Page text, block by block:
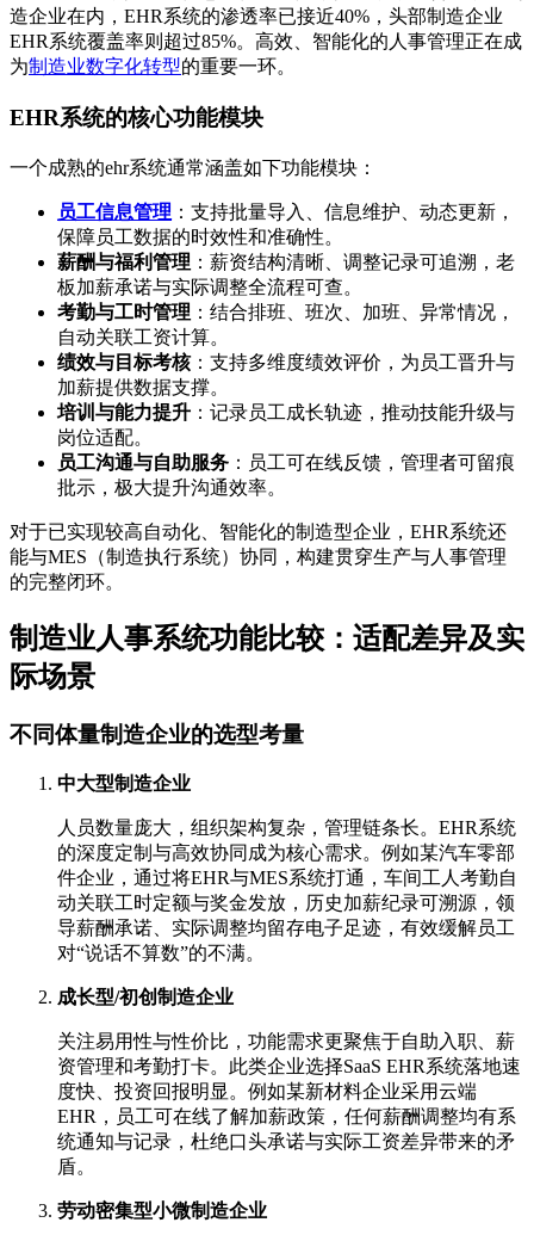
造企业在内，EHR系统的渗透率已接近40%，头部制造企业
EHR系统覆盖率则超过85%。高效、智能化的人事管理正在成
为制造业数字化转型的重要一环。
EHR系统的核心功能模块
一个成熟的ehr系统通常涵盖如下功能模块：
员工信息管理 ：支持批量导入、信息维护、动态更新，
保障员工数据的时效性和准确性。
薪酬与福利管理 ：薪资结构清晰、调整记录可追溯，老
板加薪承诺与实际调整全流程可查。
考勤与工时管理 ：结合排班、班次、加班、异常情况，
自动关联工资计算。
绩效与目标考核：支持多维度绩效评价，为员工晋升与
加薪提供数据支撑。
培训与能力提升 ：记录员工成长轨迹，推动技能升级与
岗位适配。
员工沟通与自助服务 ：员工可在线反馈，管理者可留痕
批示，极大提升沟通效率。
对于已实现较高自动化、智能化的制造型企业，EHR系统还
能与MES（制造执行系统）协同，构建贯穿生产与人事管理
的完整闭环。
制造业人事系统功能比较：适配差异及实
际场景
不同体量制造企业的选型考量
中大型制造企业
人员数量庞大，组织架构复杂，管理链条长。EHR系统
的深度定制与高效协同成为核心需求。例如某汽车零部
件企业，通过将EHR与MES系统打通，车间工人考勤自
动关联工时定额与奖金发放，历史加薪纪录可溯源，领
导薪酬承诺、实际调整均留存电子足迹，有效缓解员工
对“说话不算数”的不满。
成长型/初创制造企业
关注易用性与性价比，功能需求更聚焦于自助入职、薪
资管理和考勤打卡。此类企业选择SaaS EHR系统落地速
度快、投资回报明显。例如某新材料企业采用云端
EHR，员工可在线了解加薪政策，任何薪酬调整均有系
统通知与记录，杜绝口头承诺与实际工资差异带来的矛
盾。
劳动密集型小微制造企业